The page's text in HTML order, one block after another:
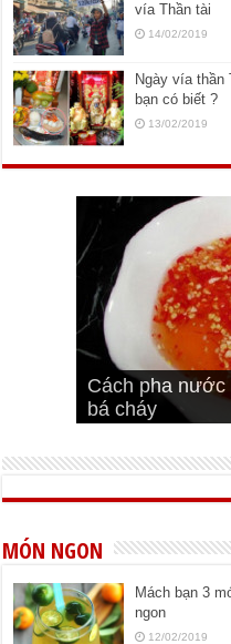
vía Thần tài
14/02/2019
Ngày vía thần
bạn có biết ?
13/02/2019
Cách pha nước
bá cháy
Bí quyết để
Cách ướp
đúng vị
Cách ướp thịt
Bật mí cách
ngon
MÓN NGON
Mách bạn 3
ngon
12/02/2019